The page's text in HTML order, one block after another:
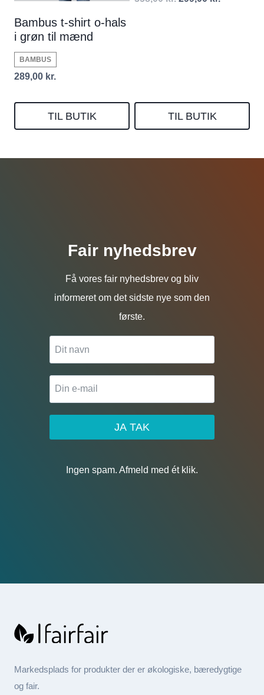
Bambus t-shirt o-hals
i grøn til mænd
BAMBUS
289,00 kr.
TIL BUTIK TIL BUTIK
Fair nyhedsbrev
Få vores fair nyhedsbrev og bliv
informeret om det sidste nye som den
første.
JA TAK
Ingen spam. Afmeld med ét klik.
Markedsplads for produkter der er økologiske, bæredygtige
og fair.